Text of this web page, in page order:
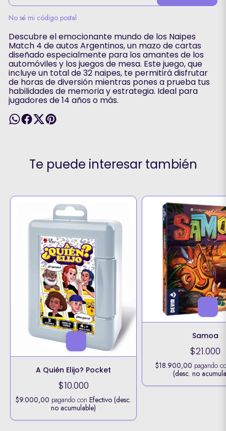
No sé mi código postal
Descubre el emocionante mundo de los Naipes
Match 4 de autos Argentinos, un mazo de cartas
diseñado especialmente para los amantes de los
automóviles y los juegos de mesa. Este juego, que
incluye un total de 32 naipes, te permitirá disfrutar
de horas de diversión mientras pones a prueba tus
habilidades de memoria y estrategia. Ideal para
jugadores de 14 años o más.
Te puede interesar también
A Quién Elijo? Pocket
$10.000
$9.000,00 pagando conEfectivo (desc.
no acumulable)
Samoa
$21.000
$18.900,00 pagando
(desc. no